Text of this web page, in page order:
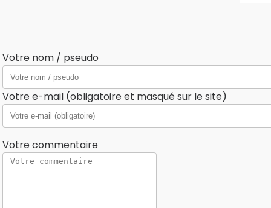
Votre nom / pseudo
Votre e-mail (obligatoire et masqué sur le site)
Votre commentaire